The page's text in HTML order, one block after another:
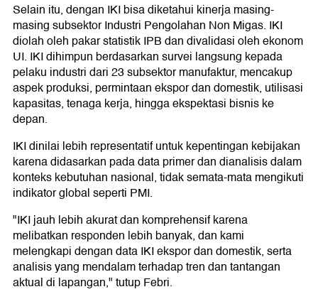
Selain itu, dengan IKI bisa diketahui kinerja masing-
masing subsektor Industri Pengolahan Non Migas. IKI
diolah oleh pakar statistik IPB dan divalidasi oleh ekonom
UI. IKI dihimpun berdasarkan survei langsung kepada
pelaku industri dari 23 subsektor manufaktur, mencakup
aspek produksi, permintaan ekspor dan domestik, utilisasi
kapasitas, tenaga kerja, hingga ekspektasi bisnis ke
depan.
IKI dinilai lebih representatif untuk kepentingan kebijakan
karena didasarkan pada data primer dan dianalisis dalam
konteks kebutuhan nasional, tidak semata-mata mengikuti
indikator global seperti PMI.
"IKI jauh lebih akurat dan komprehensif karena
melibatkan responden lebih banyak, dan kami
melengkapi dengan data IKI ekspor dan domestik, serta
analisis yang mendalam terhadap tren dan tantangan
aktual di lapangan," tutup Febri.